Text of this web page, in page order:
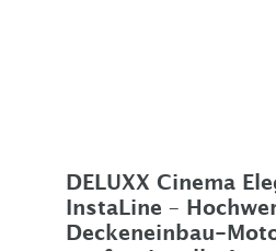
DELUXX Cinema
InstaLine –
Deckeneinbau-